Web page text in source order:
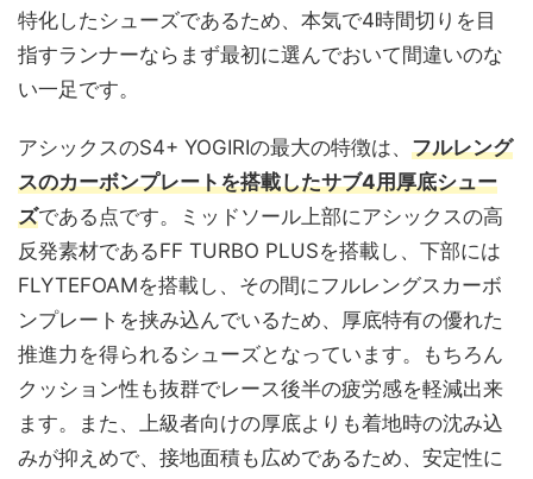
特化したシューズであるため、本気で4時間切りを目
指すランナーならまず最初に選んでおいて間違いのな
い一足です。
アシックスのS4+ YOGIRIの最大の特徴は、 フルレング
スのカーボンプレートを搭載したサブ4用厚底シュー
ズである点です。ミッドソール上部にアシックスの高
反発素材であるFF TURBO PLUSを搭載し、下部には
FLYTEFOAMを搭載し、その間にフルレングスカーボ
ンプレートを挟み込んでいるため、厚底特有の優れた
推進力を得られるシューズとなっています。もちろん
クッション性も抜群でレース後半の疲労感を軽減出来
ます。また、上級者向けの厚底よりも着地時の沈み込
みが抑えめで、接地面積も広めであるため、安定性に